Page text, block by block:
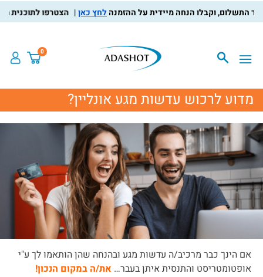
לחץ כאן הצטרפו לתוכנית
0
מדוע לרכוש עדשות מגע אונליין?
אם הינך כבר מרכיב/ה עדשות מגע ובהנחה שהן הותאמו לך ע"י
אופטומטריסט והתנסית איתן בעבר… את/ה במקום הנכון!